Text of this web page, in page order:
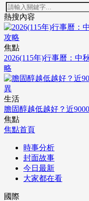
熱搜內容
焦點
2026(115年)行事曆：中
略
生活
膽固醇越低越好？近
焦點
焦點首頁
時事分析
封面故事
今日最新
大家都在看
國際